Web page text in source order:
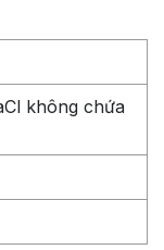
không chứa